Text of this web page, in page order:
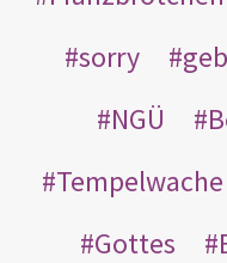
sorry
NGÜ
Tempelwache
Gottes